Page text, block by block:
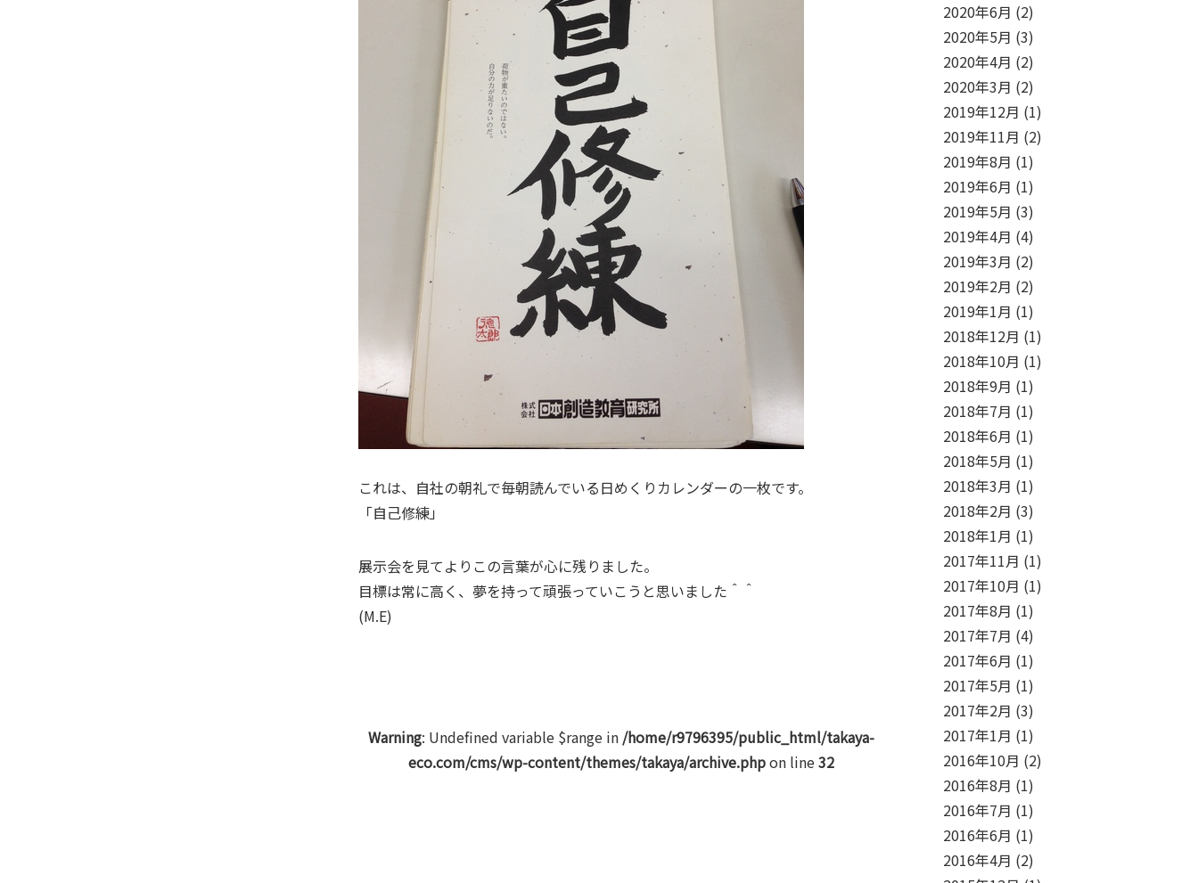
これは、自社の朝礼で毎朝読んでいる日めくりカレンダーの一枚です。
「自己修練」
展示会を見てよりこの言葉が心に残りました。
目標は常に高く、夢を持って頑張っていこうと思いました＾＾
(M.E)
Warning: Undefined variable $range in /home/r9796395/public_html/takaya-
eco.com/cms/wp-content/themes/takaya/archive.phpon line32
2020年6月 (2)
2020年5月 (3)
2020年4月 (2)
2020年3月 (2)
2019年12月 (1)
2019年11月 (2)
2019年8月 (1)
2019年6月 (1)
2019年5月 (3)
2019年4月 (4)
2019年3月 (2)
2019年2月 (2)
2019年1月 (1)
2018年12月 (1)
2018年10月 (1)
2018年9月 (1)
2018年7月 (1)
2018年6月 (1)
2018年5月 (1)
2018年3月 (1)
2018年2月 (3)
2018年1月 (1)
2017年11月 (1)
2017年10月 (1)
2017年8月 (1)
2017年7月 (4)
2017年6月 (1)
2017年5月 (1)
2017年2月 (3)
2017年1月 (1)
2016年10月 (2)
2016年8月 (1)
2016年7月 (1)
2016年6月 (1)
2016年4月 (2)